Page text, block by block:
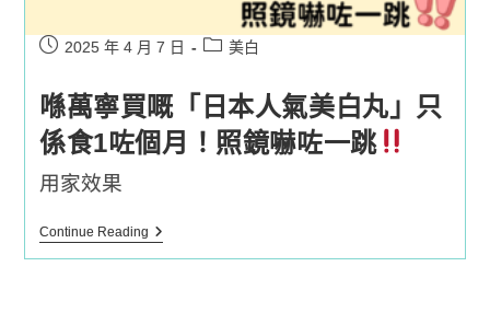
Post2025 年 4 月 7 日
Post美白
喺萬寧買嘅「日本人氣美白丸」只
係食1咗個月！照鏡嚇咗一跳
用家效果
Continue Reading喺